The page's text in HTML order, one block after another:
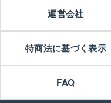
運営会社
特商法に基づく表示
FAQ